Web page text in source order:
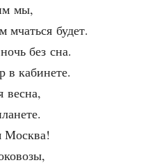
мы,
мчать­ся будет.
без сна.
в кабинете.
весна,
Москва!